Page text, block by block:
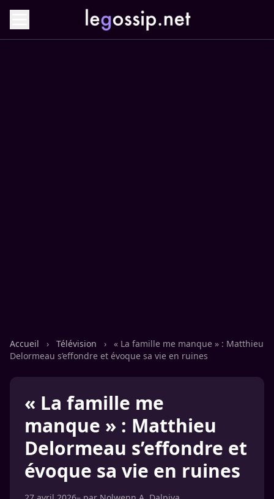
Accueil › Télévision ›
« La famille me manque » : Matthieu
Delormeau s’effondre et évoque sa vie en ruines
« La famille me
manque » : Matthieu
Delormeau s’effondre et
évoque sa vie en ruines